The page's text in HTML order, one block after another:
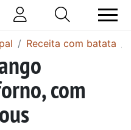
Receita com batata
com